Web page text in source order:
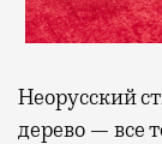
Неорусский
дерево — все